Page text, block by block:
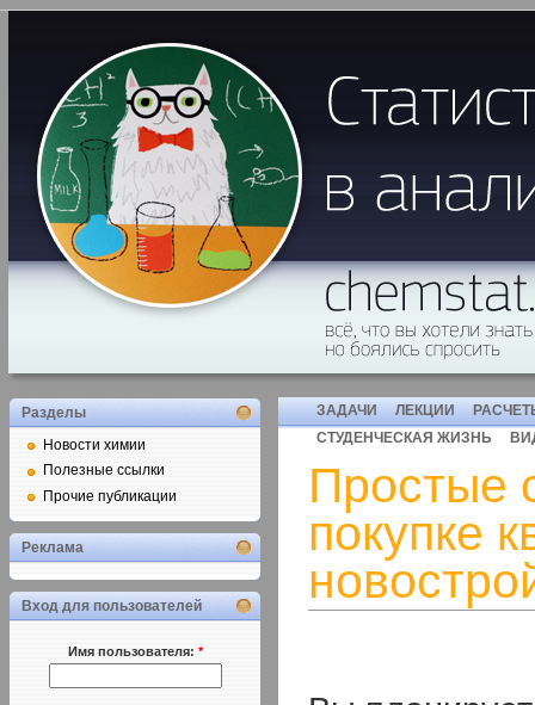
ЗАДАЧИ ЛЕКЦИИ
СТУДЕНЧЕСКАЯ ЖИЗНЬ
Простые
покупке
Разделы
Новости химии
Полезные ссылки
Прочие публикации
Реклама
Вход для пользователей
Имя пользователя: *